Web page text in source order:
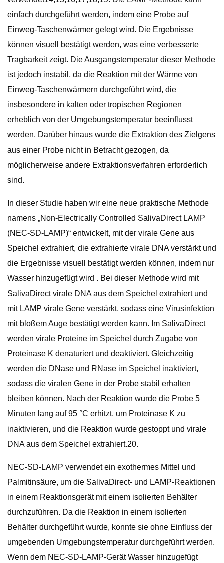
einfach durchgeführt werden, indem eine Probe auf
Einweg-Taschenwärmer gelegt wird. Die Ergebnisse
können visuell bestätigt werden, was eine verbesserte
Tragbarkeit zeigt. Die Ausgangstemperatur dieser Methode
ist jedoch instabil, da die Reaktion mit der Wärme von
Einweg-Taschenwärmern durchgeführt wird, die
insbesondere in kalten oder tropischen Regionen
erheblich von der Umgebungstemperatur beeinflusst
werden. Darüber hinaus wurde die Extraktion des Zielgens
aus einer Probe nicht in Betracht gezogen, da
möglicherweise andere Extraktionsverfahren erforderlich
sind.
In dieser Studie haben wir eine neue praktische Methode
namens „Non-Electrically Controlled SalivaDirect LAMP
(NEC-SD-LAMP)“ entwickelt, mit der virale Gene aus
Speichel extrahiert, die extrahierte virale DNA verstärkt und
die Ergebnisse visuell bestätigt werden können, indem nur
Wasser hinzugefügt wird . Bei dieser Methode wird mit
SalivaDirect virale DNA aus dem Speichel extrahiert und
mit LAMP virale Gene verstärkt, sodass eine Virusinfektion
mit bloßem Auge bestätigt werden kann. Im SalivaDirect
werden virale Proteine ​​im Speichel durch Zugabe von
Proteinase K denaturiert und deaktiviert. Gleichzeitig
werden die DNase und RNase im Speichel inaktiviert,
sodass die viralen Gene in der Probe stabil erhalten
bleiben können. Nach der Reaktion wurde die Probe 5
Minuten lang auf 95 °C erhitzt, um Proteinase K zu
inaktivieren, und die Reaktion wurde gestoppt und virale
DNA aus dem Speichel extrahiert.20.
NEC-SD-LAMP verwendet ein exothermes Mittel und
Palmitinsäure, um die SalivaDirect- und LAMP-Reaktionen
in einem Reaktionsgerät mit einem isolierten Behälter
durchzuführen. Da die Reaktion in einem isolierten
Behälter durchgeführt wurde, konnte sie ohne Einfluss der
umgebenden Umgebungstemperatur durchgeführt werden.
Wenn dem NEC-SD-LAMP-Gerät Wasser hinzugefügt